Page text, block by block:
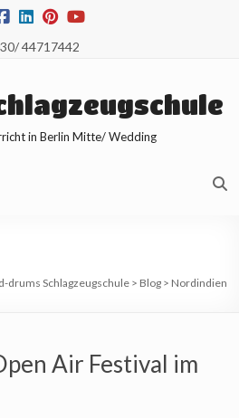
44717442
in Berlin Mitte/ Wedding
d-drums Schlagzeugschule> Blog> Nordindien
Air Festival im